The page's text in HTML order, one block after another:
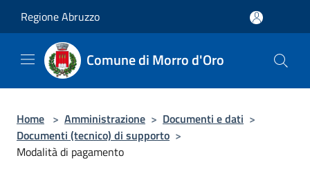
Regione Abruzzo
Comune di Morro d'Oro
Home > Amministrazione > Documenti e dati >
Documenti (tecnico) di supporto >
Modalità di pagamento